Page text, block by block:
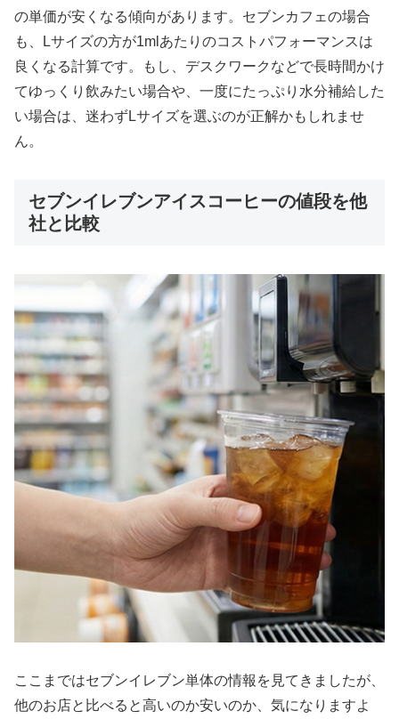
の単価が安くなる傾向があります。セブンカフェの場合
も、Lサイズの方が1mlあたりのコストパフォーマンスは
良くなる計算です。もし、デスクワークなどで長時間かけ
てゆっくり飲みたい場合や、一度にたっぷり水分補給した
い場合は、 迷わずLサイズを選ぶのが正解かもしれませ
ん。
セブンイレブンアイスコーヒーの値段を他
社と比較
ここまではセブンイレブン単体の情報を見てきましたが、
他のお店と比べると高いのか安いのか、気になりますよ